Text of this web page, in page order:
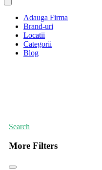
Adauga Firma
Brand-uri
Locatii
Categorii
Blog
Search
More Filters